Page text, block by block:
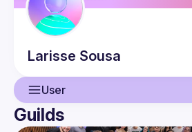
Larisse Sousa
User
User
Guilds